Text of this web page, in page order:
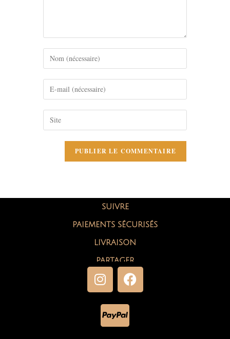
SUIVRE
PAIEMENTS SÉCURISÉS
LIVRAISON
PARTAGER